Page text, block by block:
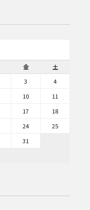
金 土
3
4
10
11
17
18
24
25
31